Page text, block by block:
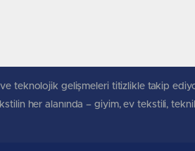
teknolojik gelişmeleri titizlikle takip
her alanında – giyim, ev tekstili,